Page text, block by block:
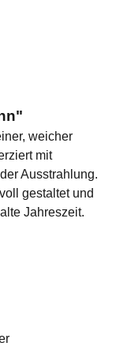
weicher
mit
Ausstrahlung.
gestaltet und
Jahreszeit.